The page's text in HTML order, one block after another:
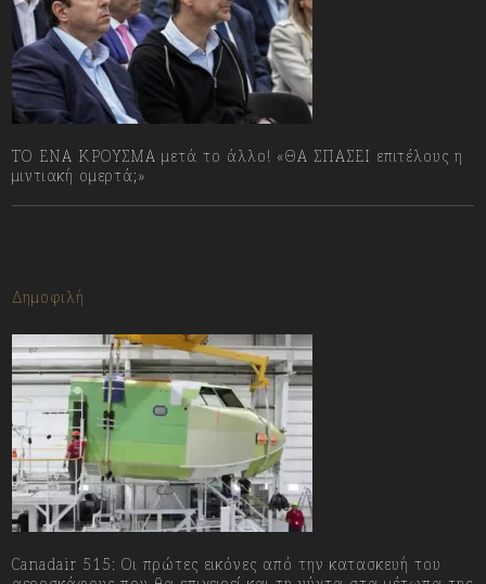
ΤΟ ΕΝΑ ΚΡΟΥΣΜΑ μετά το άλλο! «ΘΑ ΣΠΑΣΕΙ επιτέλους η
μιντιακή ομερτά;»
Δημοφιλή
Canadair 515: Οι πρώτες εικόνες από την κατασκευή του